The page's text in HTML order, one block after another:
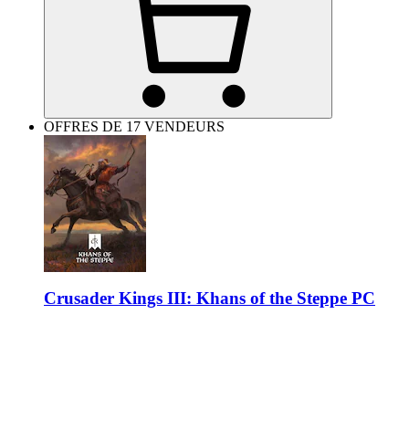
OFFRES DE 17 VENDEURS
Crusader Kings III: Khans of the Steppe PC